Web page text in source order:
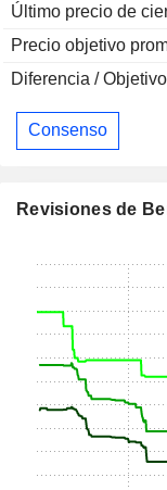
Último precio de
Precio objetivo
Diferencia /
Consenso
Revisiones de